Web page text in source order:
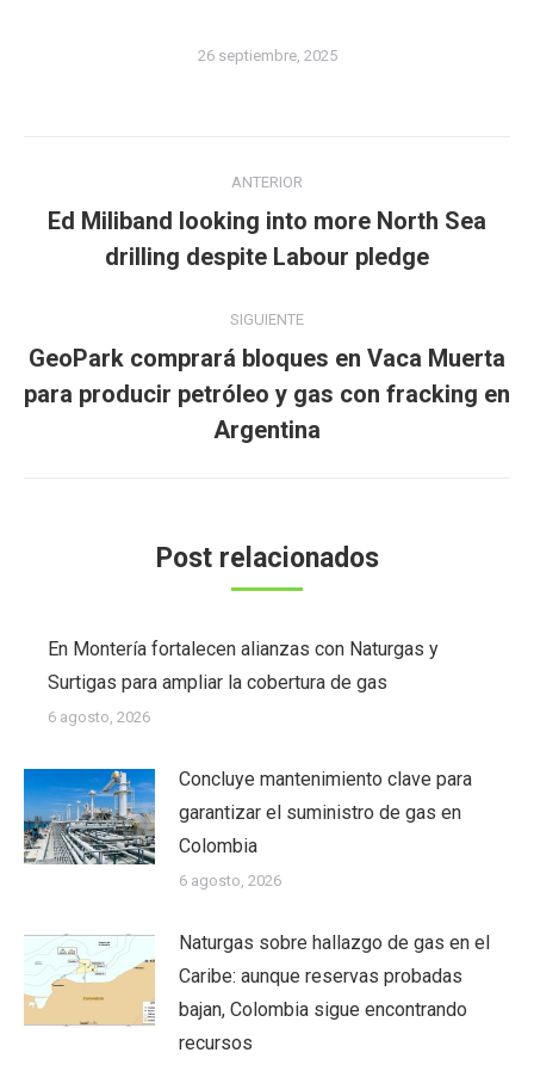
26 septiembre, 2025
entre
publicaciones
ANTERIOR
Publicación
anterior:
Ed Miliband looking into more North Sea
drilling despite Labour pledge
SIGUIENTE
Publicación
siguiente:
GeoPark comprará bloques en Vaca Muerta
para producir petróleo y gas con fracking en
Argentina
Post relacionados
En Montería fortalecen alianzas con Naturgas y
Surtigas para ampliar la cobertura de gas
6 agosto, 2026
Concluye mantenimiento clave para
garantizar el suministro de gas en
Colombia
6 agosto, 2026
Naturgas sobre hallazgo de gas en el
Caribe: aunque reservas probadas
bajan, Colombia sigue encontrando
recursos